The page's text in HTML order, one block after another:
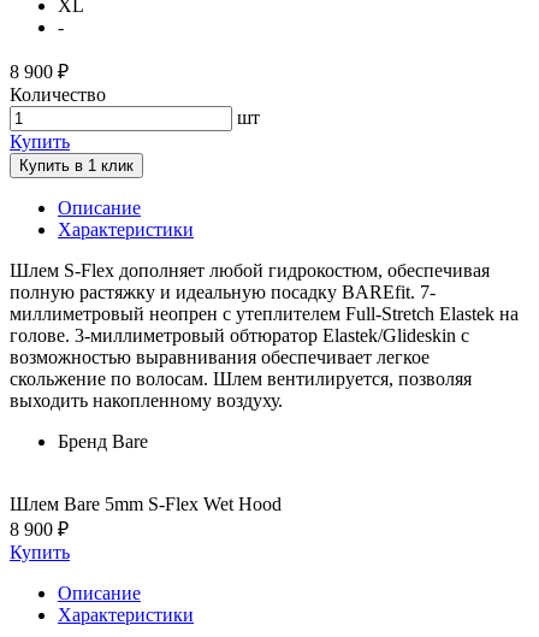
XL
-
8 900 ₽
Количество
шт
Купить
Купить в 1 клик
Описание
Характеристики
Шлем S-Flex дополняет любой гидрокостюм, обеспечивая
полную растяжку и идеальную посадку BAREfit. 7-
миллиметровый неопрен с утеплителем Full-Stretch Elastek на
голове. 3-миллиметровый обтюратор Elastek/Glideskin с
возможностью выравнивания обеспечивает легкое
скольжение по волосам. Шлем вентилируется, позволяя
выходить накопленному воздуху.
Бренд Bare
Шлем Bare 5mm S-Flex Wet Hood
8 900 ₽
Купить
Описание
Характеристики